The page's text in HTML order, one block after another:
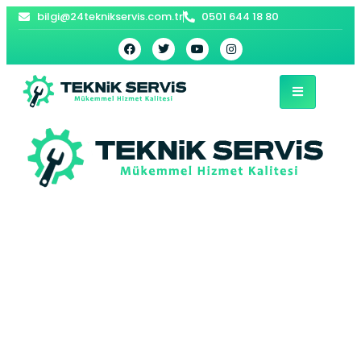
bilgi@24teknikservis.com.tr 0501 644 18 80